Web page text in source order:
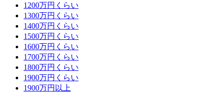
1200万円くらい
1300万円くらい
1400万円くらい
1500万円くらい
1600万円くらい
1700万円くらい
1800万円くらい
1900万円くらい
1900万円以上